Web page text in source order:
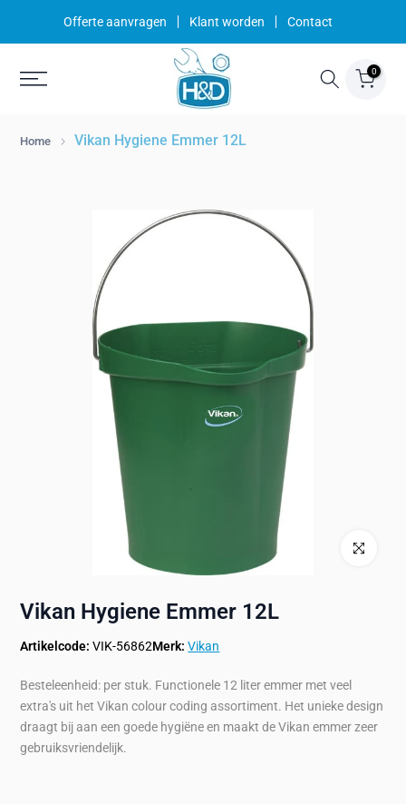
Offerte aanvragen Klant worden Contact
0
Home Vikan Hygiene Emmer 12L
Klik om te
Vikan Hygiene Emmer 12L
Artikelcode: VIK-56862Merk: Vikan
Besteleenheid: per stuk. Functionele 12 liter emmer met veel
extra's uit het Vikan colour coding assortiment. Het unieke design
draagt bij aan een goede hygiëne en maakt de Vikan emmer zeer
gebruiksvriendelijk.